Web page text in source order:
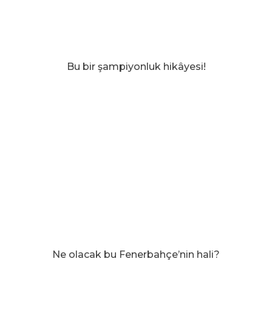
Bu bir şampiyonluk hikâyesi!
Ne olacak bu Fenerbahçe’nin hali?